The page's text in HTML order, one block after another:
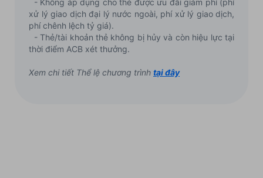
- Không áp dụng cho thẻ được ưu đãi giảm phí (phí
xử lý giao dịch đại lý nước ngoài, phí xử lý giao dịch,
phí chênh lệch tỷ giá).
- Thẻ/tài khoản thẻ không bị hủy và còn hiệu lực tại
thời điểm ACB xét thưởng.
Xem chi tiết Thể lệ chương trình tại đây